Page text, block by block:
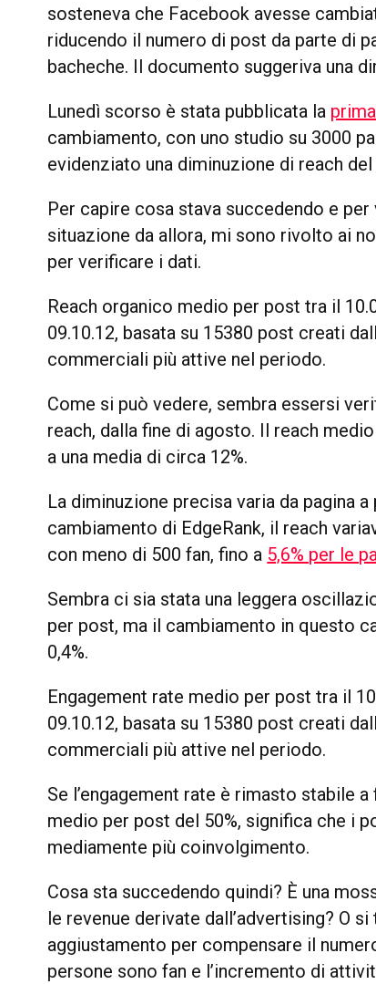
sosteneva che Facebook avesse
riducendo il numero di post da parte di
bacheche. Il documento suggeriva una
Lunedì scorso è stata pubblicata la
cambiamento, con uno studio su 3000
evidenziato una diminuzione di reach
Per capire cosa stava succedendo e
situazione da allora, mi sono rivolto ai
per verificare i dati.
Reach organico medio per post tra il
09.10.12, basata su 15380 post creati
commerciali più attive nel periodo.
Come si può vedere, sembra essersi
reach, dalla fine di agosto. Il reach
a una media di circa 12%.
La diminuzione precisa varia da pagina
cambiamento di EdgeRank, il reach
con meno di 500 fan, fino a 5,6% per le
Sembra ci sia stata una leggera
per post, ma il cambiamento in questo
0,4%.
Engagement rate medio per post tra il
09.10.12, basata su 15380 post creati
commerciali più attive nel periodo.
Se l’engagement rate è rimasto stabile
medio per post del 50%, significa che i
mediamente più coinvolgimento.
Cosa sta succedendo quindi? È una
le revenue derivate dall’advertising? O
aggiustamento per compensare il
persone sono fan e l’incremento di